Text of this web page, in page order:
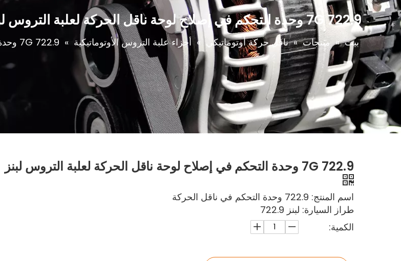
722.9 7G وحدة التحكم في إصلاح لوحة ناقل الحركة لعلبة التروس لبنز
بيت » منتجات » ناقل حركة أوتوماتيكي » أجزاء علبة التروس الأوتوماتيكية » 722.9 7G وحدة التحكم في إصلاح لوحة ناقل الحركة لعلبة التروس لبنز
722.9 7G وحدة التحكم في إصلاح لوحة ناقل الحركة لعلبة التروس لبنز
اسم المنتج: 722.9 وحدة التحكم في ناقل الحركة
طراز السيارة: لبنز 722.9
الكمية: